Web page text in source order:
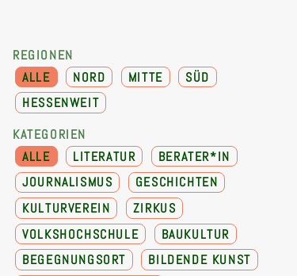
REGIONEN
ALLE
NORD MITTE
SÜD
HESSENWEIT
KATEGORIEN
ALLE
LITERATUR
BERATER*IN
JOURNALISMUS
GESCHICHTEN
KULTURVEREIN
ZIRKUS
VOLKSHOCHSCHULE
BAUKULTUR
BEGEGNUNGSORT
BILDENDE KUNST